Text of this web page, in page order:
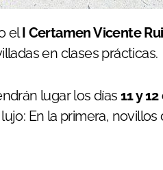
elI Certamen Vicente
en clases prácticas.
lugar los días 11 y
En la primera,